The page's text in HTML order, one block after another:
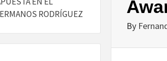
By
RODRÍGUEZ